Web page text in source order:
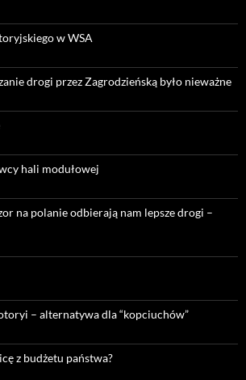
w WSA
drogi przez Zagrodzieńską było nieważne
hali modułowej
na polanie odbierają nam lepsze drogi –
– alternatywa dla “kopciuchów”
z budżetu państwa?